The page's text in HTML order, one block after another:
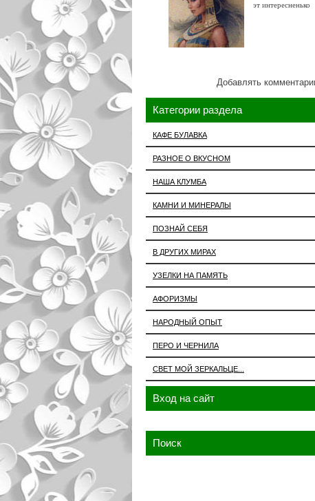
эт интересненько
Добавлять
Категории раздела
КАФЕ БУЛАВКА
РАЗНОЕ О ВКУСНОМ
НАША КЛУМБА
КАМНИ И МИНЕРАЛЫ
ПОЗНАЙ СЕБЯ
В ДРУГИХ МИРАХ
УЗЕЛКИ НА ПАМЯТЬ
АФОРИЗМЫ
НАРОДНЫЙ ОПЫТ
ПЕРО И ЧЕРНИЛА
СВЕТ МОЙ ЗЕРКАЛЬЦЕ...
Вход на сайт
Поиск